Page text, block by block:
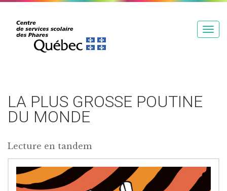
T
g
LA PLUS GROSSE POUTINE
DU MONDE
Lecture en tandem